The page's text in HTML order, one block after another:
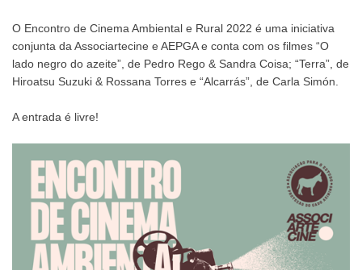
O Encontro de Cinema Ambiental e Rural 2022 é uma iniciativa
conjunta da Associartecine e AEPGA e conta com os filmes “O
lado negro do azeite”, de Pedro Rego & Sandra Coisa; “Terra”, de
Hiroatsu Suzuki & Rossana Torres e “Alcarrás”, de Carla Simón.
A entrada é livre!